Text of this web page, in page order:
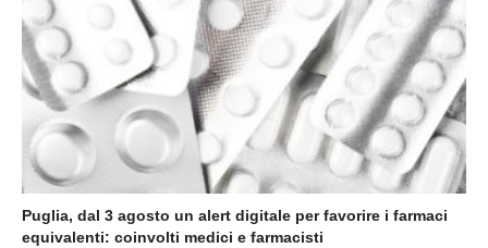
Puglia, dal 3 agosto un alert digitale per favorire i farmaci
equivalenti: coinvolti medici e farmacisti